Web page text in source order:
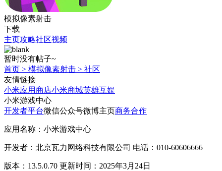
模拟像素射击
下载
主页攻略社区视频
暂时没有帖子~
首页 > 模拟像素射击 > 社区
友情链接
小米应用商店小米商城英雄互娱
小米游戏中心
开发者平台微信公众号微博主页商务合作
应用名称：小米游戏中心
开发者：北京瓦力网络科技有限公司 电话：010-60606666
版本：13.5.0.70 更新时间：2025年3月24日